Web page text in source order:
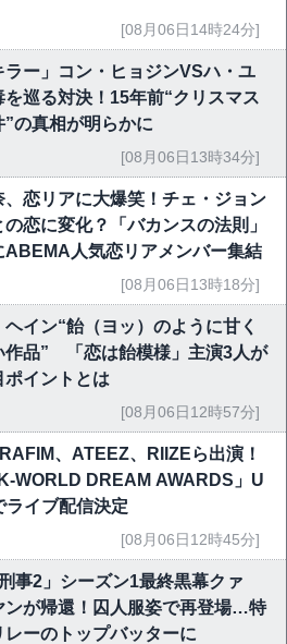
[08月06日14時24分]
ラー」コン・ヒョジンVSハ・ユ
を巡る対決！15年前“クリスマス
”の真相が明らかに
[08月06日13時34分]
、恋リアに大爆笑！チェ・ジョン
の恋に変化？「バカンスの法則」
ABEMA人気恋リアメンバー集結
[08月06日13時18分]
イン“飴（ヨッ）のように甘く
作品” 「恋は飴模様」主演3人が
ポイントとは
[08月06日12時57分]
、ATEEZ、RIIZEら出演！
K-WORLD DREAM AWARDS」U
ライブ配信決定
[08月06日12時45分]
刑事2」シーズン1最終黒幕クァ
ンが帰還！囚人服姿で再登場…特
レーのトップバッターに